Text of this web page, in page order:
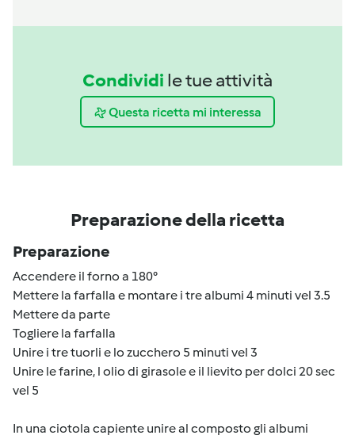
Condividi le tue attività
Questa ricetta mi interessa
Preparazione della ricetta
Preparazione
Accendere il forno a 180°
Mettere la farfalla e montare i tre albumi 4 minuti vel 3.5
Mettere da parte
Togliere la farfalla
Unire i tre tuorli e lo zucchero 5 minuti vel 3
Unire le farine, l olio di girasole e il lievito per dolci 20 sec
vel 5
In una ciotola capiente unire al composto gli albumi